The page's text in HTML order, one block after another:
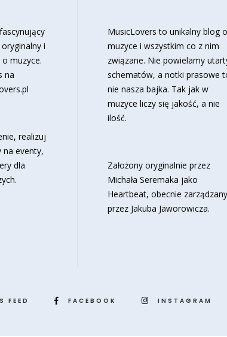
i
muzyce.
na
realizuj
na eventy,
dla
MusicLovers to unikalny blog o
muzyce i wszystkim co z nim
związane. Nie powielamy
schematów, a notki prasowe
nie nasza bajka. Tak jak w
muzyce liczy się jakość, a nie
ilość.
Założony oryginalnie przez
Michała Seremaka jako
Heartbeat, obecnie zarządzany
przez Jakuba Jaworowicza.
FEED FACEBOOK INSTAGRAM